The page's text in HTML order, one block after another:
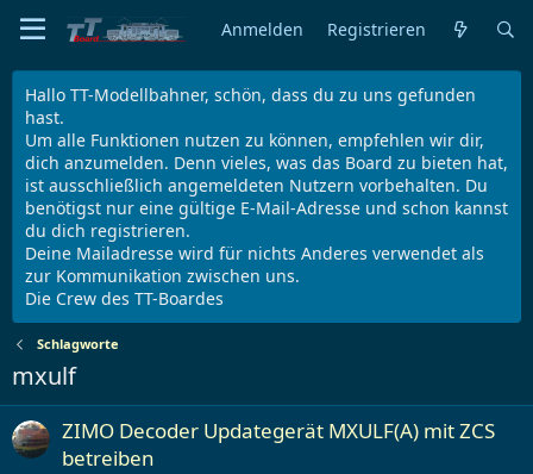
Anmelden Registrieren
Hallo TT-Modellbahner, schön, dass du zu uns gefunden
hast.
Um alle Funktionen nutzen zu können, empfehlen wir dir,
dich anzumelden. Denn vieles, was das Board zu bieten hat,
ist ausschließlich angemeldeten Nutzern vorbehalten. Du
benötigst nur eine gültige E-Mail-Adresse und schon kannst
du dich registrieren.
Deine Mailadresse wird für nichts Anderes verwendet als
zur Kommunikation zwischen uns.
Die Crew des TT-Boardes
Schlagworte
mxulf
ZIMO Decoder Updategerät MXULF(A) mit ZCS
betreiben